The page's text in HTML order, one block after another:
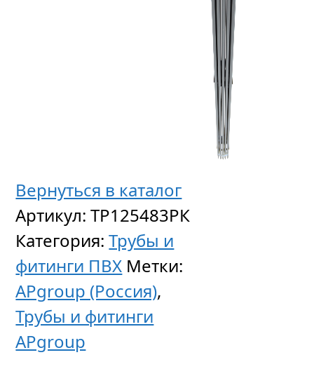
Вернуться в каталог
Артикул:ТР125483РК
Категория:Трубы и
фитинги ПВХ Метки:
APgroup (Россия),
Трубы и фитинги
APgroup
Griffon
для
и